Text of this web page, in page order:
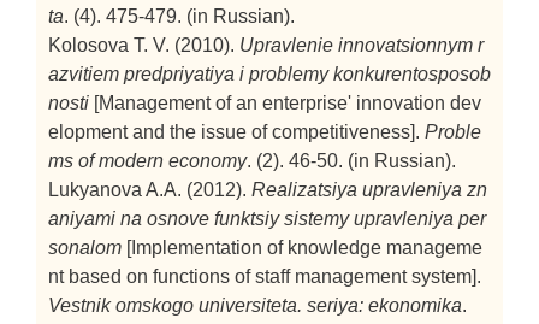
ta. (4). 475-479. (in Russian).
Kolosova T. V. (2010). Upravlenie innovatsionnym r
azvitiem predpriyatiya i problemy konkurentosposob
nosti [Management of an enterprise' innovation dev
elopment and the issue of competitiveness]. Proble
ms of modern economy. (2). 46-50. (in Russian).
Lukyanova A.A. (2012). Realizatsiya upravleniya zn
aniyami na osnove funktsiy sistemy upravleniya per
sonalom [Implementation of knowledge manageme
nt based on functions of staff management system].
Vestnik omskogo universiteta. seriya: ekonomika.